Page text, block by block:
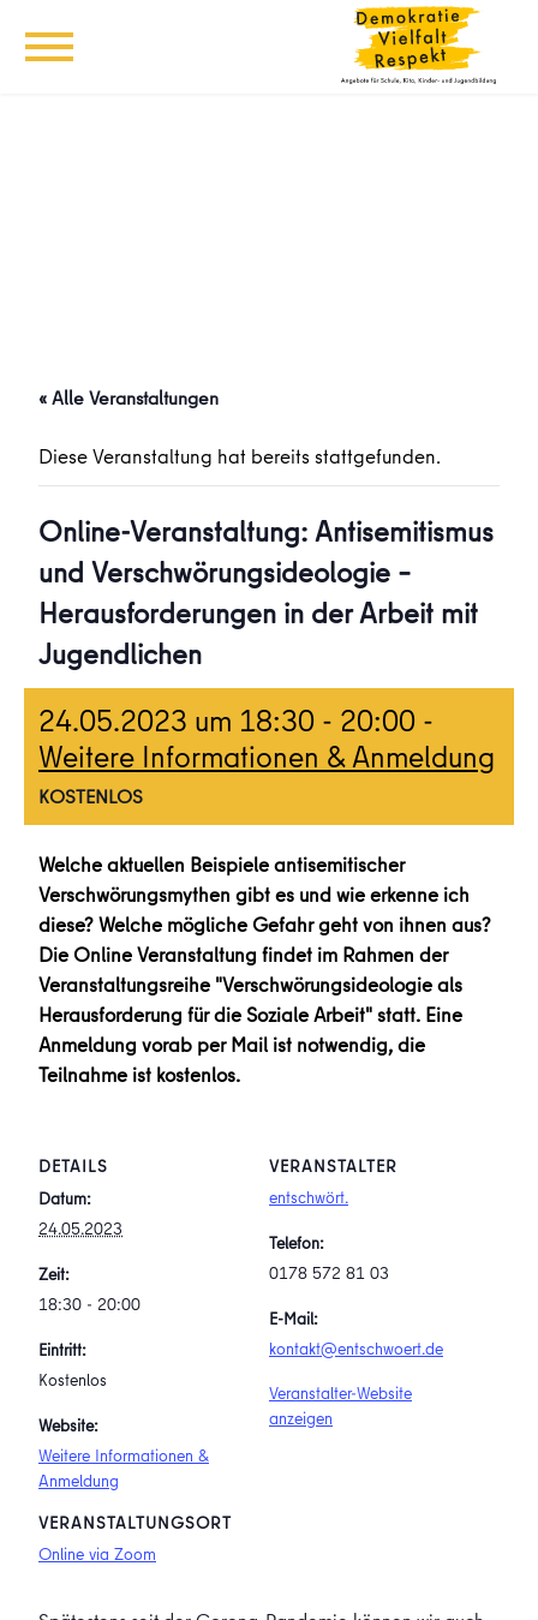
« Alle Veranstaltungen
Diese Veranstaltung hat bereits stattgefunden.
Online-Veranstaltung: Antisemitismus
und Verschwörungsideologie –
Herausforderungen in der Arbeit mit
Jugendlichen
24.05.2023 um 18:30 - 20:00 -
Weitere Informationen & Anmeldung
KOSTENLOS
Welche aktuellen Beispiele antisemitischer
Verschwörungsmythen gibt es und wie erkenne ich
diese? Welche mögliche Gefahr geht von ihnen aus?
Die Online Veranstaltung findet im Rahmen der
Veranstaltungsreihe "Verschwörungsideologie als
Herausforderung für die Soziale Arbeit" statt. Eine
Anmeldung vorab per Mail ist notwendig, die
Teilnahme ist kostenlos.
DETAILS
Datum:
24.05.2023
Zeit:
18:30 - 20:00
Eintritt:
Kostenlos
Website:
Weitere Informationen &
Anmeldung
VERANSTALTUNGSORT
Online via Zoom
VERANSTALTER
entschwört.
Telefon:
0178 572 81 03
E-Mail:
kontakt@entschwoert.de
Veranstalter-Website
anzeigen